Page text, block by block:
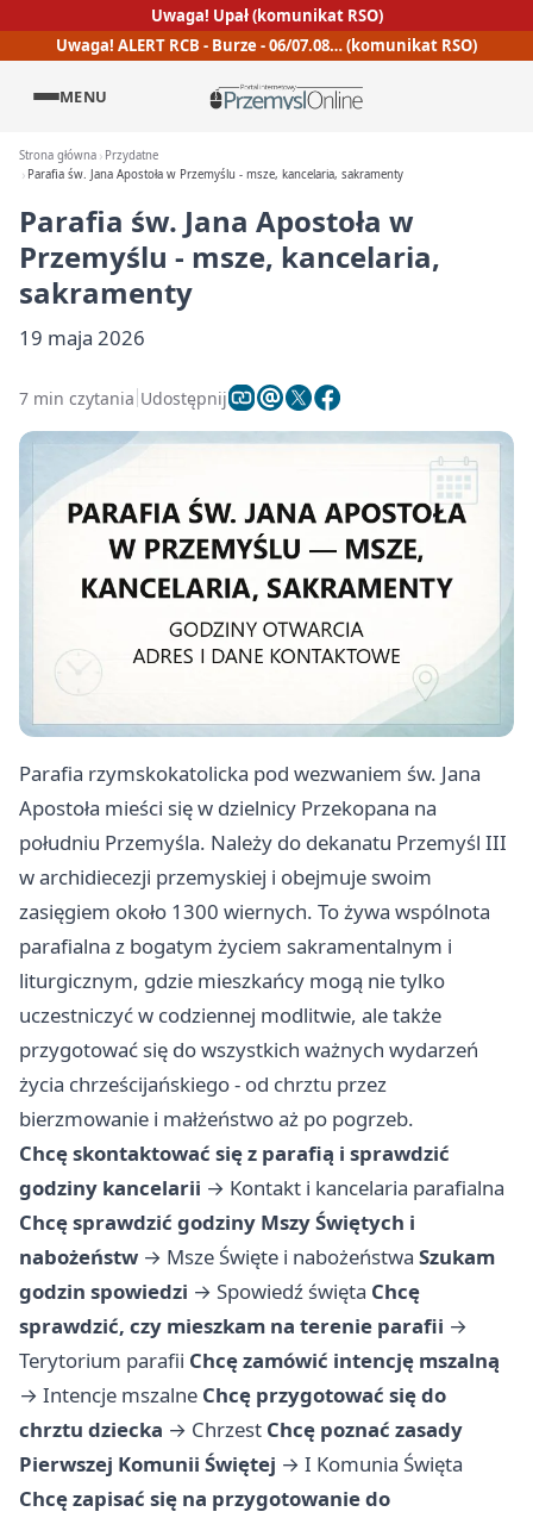
Uwaga! Upał (komunikat RSO)
Uwaga! ALERT RCB - Burze - 06/07.08… (komunikat RSO)
MENU
Strona główna
Przydatne
Parafia św. Jana Apostoła w Przemyślu - msze, kancelaria, sakramenty
Parafia św. Jana Apostoła w
Przemyślu - msze, kancelaria,
sakramenty
19 maja 2026
7 min czytania Udostępnij
Parafia rzymskokatolicka pod wezwaniem św. Jana
Apostoła mieści się w dzielnicy Przekopana na
południu Przemyśla. Należy do dekanatu Przemyśl III
w archidiecezji przemyskiej i obejmuje swoim
zasięgiem około 1300 wiernych. To żywa wspólnota
parafialna z bogatym życiem sakramentalnym i
liturgicznym, gdzie mieszkańcy mogą nie tylko
uczestniczyć w codziennej modlitwie, ale także
przygotować się do wszystkich ważnych wydarzeń
życia chrześcijańskiego - od chrztu przez
bierzmowanie i małżeństwo aż po pogrzeb.
Chcę skontaktować się z parafią i sprawdzić
godziny kancelarii → Kontakt i kancelaria parafialna
Chcę sprawdzić godziny Mszy Świętych i
nabożeństw → Msze Święte i nabożeństwa Szukam
godzin spowiedzi → Spowiedź święta Chcę
sprawdzić, czy mieszkam na terenie parafii →
Terytorium parafii Chcę zamówić intencję mszalną
→ Intencje mszalne Chcę przygotować się do
chrztu dziecka → Chrzest Chcę poznać zasady
Pierwszej Komunii Świętej → I Komunia Święta
Chcę zapisać się na przygotowanie do